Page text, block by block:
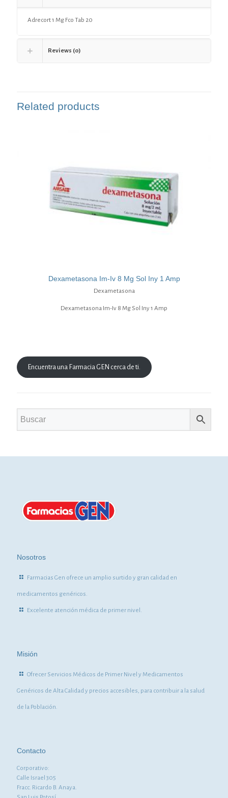
Adrecort 1 Mg Fco Tab 20
Reviews (0)
Related products
Dexametasona Im-Iv 8 Mg Sol Iny 1 Amp
Dexametasona
Dexametasona Im-Iv 8 Mg Sol Iny 1 Amp
Encuentra una Farmacia GEN cerca de ti.
Nosotros
Farmacias Gen ofrece un amplio surtido y gran calidad en
medicamentos genéricos.
Excelente atención médica de primer nivel.
Misión
Ofrecer Servicios Médicos de Primer Nivel y Medicamentos
Genéricos de Alta Calidad y precios accesibles, para contribuir a la salud
de la Población.
Contacto
Corporativo:
Calle Israel 305
Fracc. Ricardo B. Anaya.